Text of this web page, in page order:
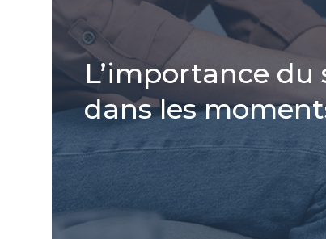
L’importance
dans les